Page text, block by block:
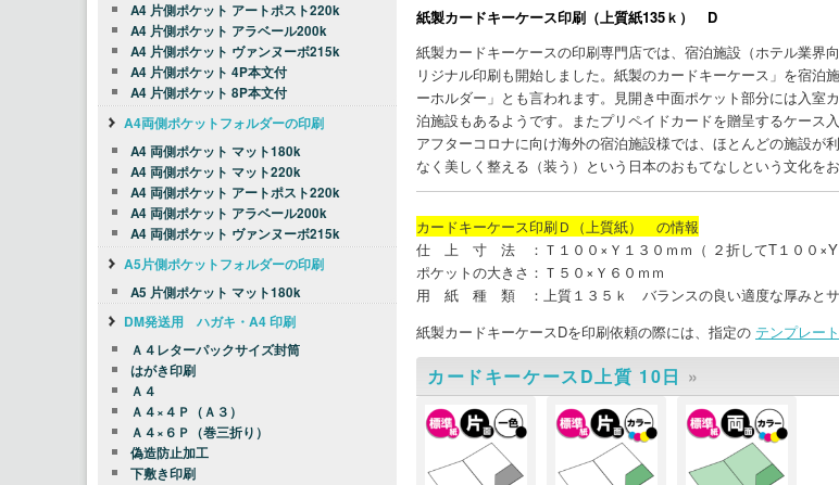
紙製カードキーケース印刷（上質紙135ｋ） D
紙製カードキーケースの印刷専門店では、宿泊施設（ホテル業界
リジナル印刷も開始しました。紙製のカードキーケース」を宿
ーホルダー」とも言われます。見開き中面ポケット部分には入
泊施設もあるようです。またプリペイドカードを贈呈するケース
アフターコロナに向け海外の宿泊施設様では、ほとんどの施設
なく美しく整える（装う）という日本のおもてなしという文化を
カードキーケース印刷Ｄ（上質紙） の情報
仕 上 寸 法 ：Ｔ１００×Ｙ１３０ｍｍ（ ２折してT１００×Y
ポケットの大きさ：Ｔ５０×Ｙ６０ｍｍ
用 紙 種 類 ：上質１３５ｋ バランスの良い適度な厚みとサ
紙製カードキーケースDを印刷依頼の際には、指定の テンプレート
カードキーケースD上質 10日 »
A4 片側ポケット アートポスト220k
A4 片側ポケット アラベール200k
A4 片側ポケット ヴァンヌーボ215k
A4 片側ポケット 4P本文付
A4 片側ポケット 8P本文付
A4両側ポケットフォルダーの印刷
A4 両側ポケット マット180k
A4 両側ポケット マット220k
A4 両側ポケット アートポスト220k
A4 両側ポケット アラベール200k
A4 両側ポケット ヴァンヌーボ215k
A5片側ポケットフォルダーの印刷
A5 片側ポケット マット180k
DM発送用 ハガキ・A4 印刷
Ａ４レターパックサイズ封筒
はがき印刷
Ａ４
Ａ４×４Ｐ（Ａ３）
Ａ４×６Ｐ（巻三折り）
偽造防止加工
下敷き印刷